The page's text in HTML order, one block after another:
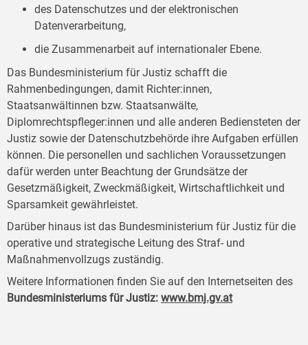
des Datenschutzes und der elektronischen
Datenverarbeitung,
die Zusammenarbeit auf internationaler Ebene.
Das Bundesministerium für Justiz schafft die
Rahmenbedingungen, damit Richter:innen,
Staatsanwältinnen bzw. Staatsanwälte,
Diplomrechtspfleger:innen und alle anderen Bediensteten der
Justiz sowie der Datenschutzbehörde ihre Aufgaben erfüllen
können. Die personellen und sachlichen Voraussetzungen
dafür werden unter Beachtung der Grundsätze der
Gesetzmäßigkeit, Zweckmäßigkeit, Wirtschaftlichkeit und
Sparsamkeit gewährleistet.
Darüber hinaus ist das Bundesministerium für Justiz für die
operative und strategische Leitung des Straf- und
Maßnahmenvollzugs zuständig.
Weitere Informationen finden Sie auf den Internetseiten des
Bundesministeriums für Justiz: www.bmj.gv.at